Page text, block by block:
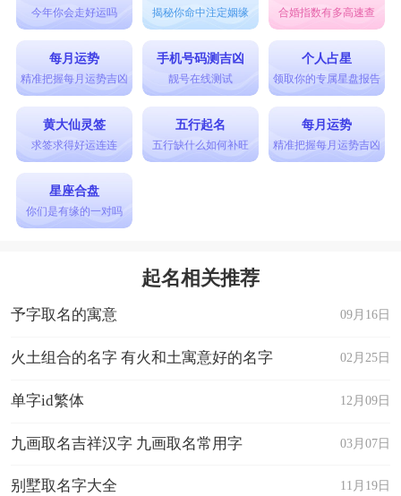
今年你会走好运吗 揭秘你命中注定姻缘 合婚指数有多高速查
每月运势
精准把握每月运势吉凶
手机号码测吉凶
靓号在线测试
个人占星
领取你的专属星盘报告
黄大仙灵签
求签求得好运连连
五行起名
五行缺什么如何补旺
每月运势
精准把握每月运势吉凶
星座合盘
你们是有缘的一对吗
起名相关推荐
09月16日
予字取名的寓意
02月25日
火土组合的名字 有火和土寓意好的名字
12月09日
单字id繁体
03月07日
九画取名吉祥汉字 九画取名常用字
11月19日
别墅取名字大全